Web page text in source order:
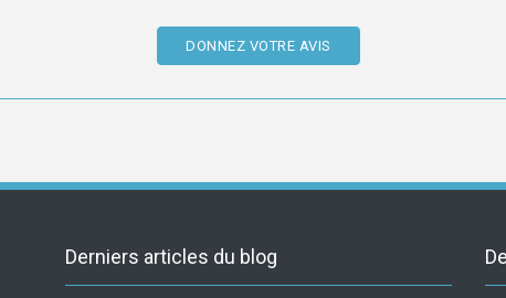
DONNEZ VOTRE AVIS
Derniers articles du blog